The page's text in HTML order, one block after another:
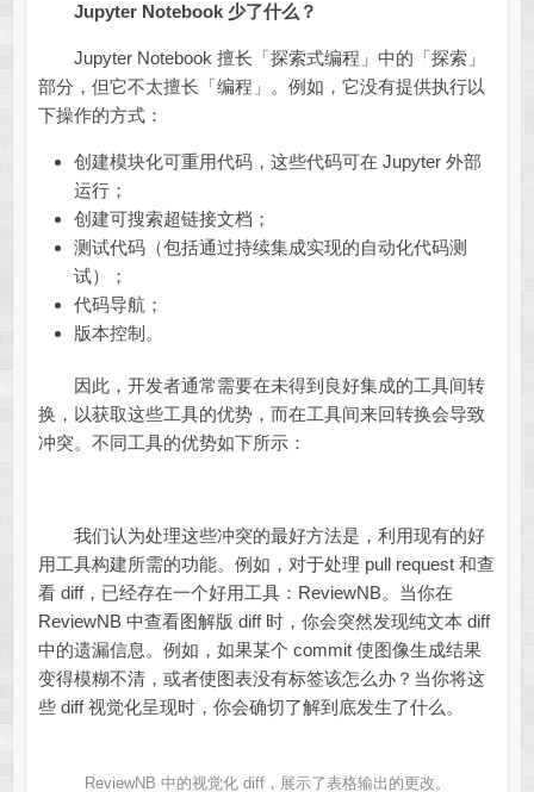
Jupyter Notebook 少了什么？
Jupyter Notebook 擅长「探索式编程」中的「探索」
部分，但它不太擅长「编程」。例如，它没有提供执行以
下操作的方式：
创建模块化可重用代码，这些代码可在 Jupyter 外部
运行；
创建可搜索超链接文档；
测试代码（包括通过持续集成实现的自动化代码测
试）；
代码导航；
版本控制。
因此，开发者通常需要在未得到良好集成的工具间转
换，以获取这些工具的优势，而在工具间来回转换会导致
冲突。不同工具的优势如下所示：
我们认为处理这些冲突的最好方法是，利用现有的好
用工具构建所需的功能。例如，对于处理 pull request 和查
看 diff，已经存在一个好用工具：ReviewNB。当你在
ReviewNB 中查看图解版 diff 时，你会突然发现纯文本 diff
中的遗漏信息。例如，如果某个 commit 使图像生成结果
变得模糊不清，或者使图表没有标签该怎么办？当你将这
些 diff 视觉化呈现时，你会确切了解到底发生了什么。
ReviewNB 中的视觉化 diff，展示了表格输出的更改。